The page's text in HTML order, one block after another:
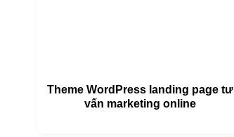
Theme WordPress landing page tư
vấn marketing online